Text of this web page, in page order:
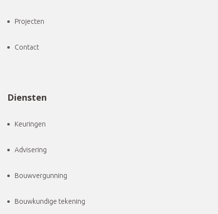
Projecten
Contact
Diensten
Keuringen
Advisering
Bouwvergunning
Bouwkundige tekening